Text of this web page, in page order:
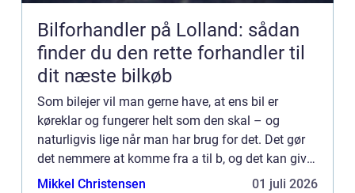
Bilforhandler på Lolland: sådan
finder du den rette forhandler til
dit næste bilkøb
Som bilejer vil man gerne have, at ens bil er
køreklar og fungerer helt som den skal – og
naturligvis lige når man har brug for det. Det gør
det nemmere at komme fra a til b, og det kan give
én, en stor fleksibilitet ...
Mikkel Christensen 01 juli 2026